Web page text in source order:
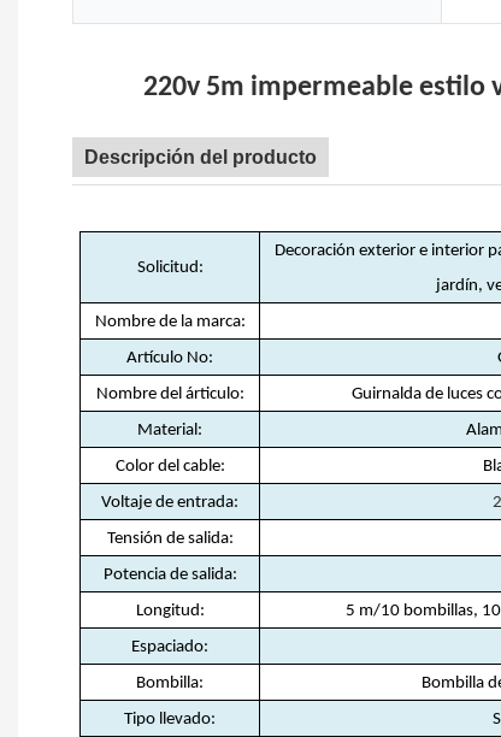
220v 5m impermeable estilo
Descripción del producto
Solicitud:
Decoración exterior e interior
jardín,
Nombre de la marca:
Artículo No:
Nombre del árticulo:
Guirnalda de luces
Material:
Color del cable:
Voltaje de entrada:
Tensión de salida:
Potencia de salida:
Longitud:
5 m/10 bombillas,
Espaciado:
Bombilla:
Bombilla
Tipo llevado: